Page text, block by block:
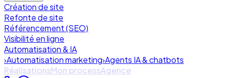
Création de site
Refonte de site
Référencement (SEO)
Visibilité en ligne
Automatisation & IA
›Automatisation marketing›Agents IA & chatbots
RéalisationsMon processAgence